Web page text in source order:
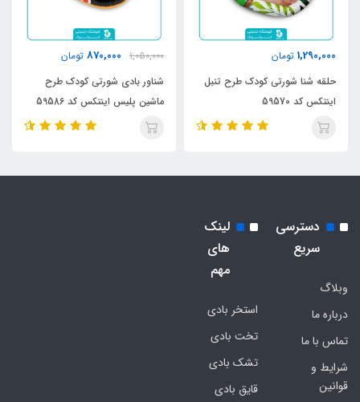
1,290,000 تومان
حلقه شنا شورتی کودک طرح تنبل
اینتکس کد 59570
1,050,000
870,000 تومان
شناور بادی شورتی کودک طرح
ماشین پلیس اینتکس کد 59586
دسترسی
سریع
وبلاگ
درباره ما
تماس با ما
شرایط و
قوانین
لینک
های
مهم
استخر بادی
تخت بادی
تشک بادی
قایق بادی